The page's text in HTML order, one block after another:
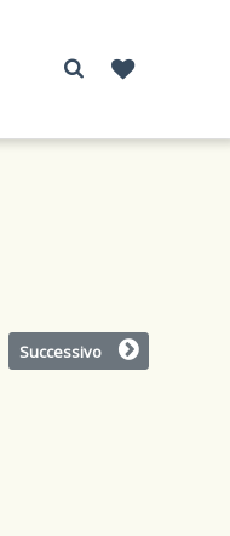
Successivo